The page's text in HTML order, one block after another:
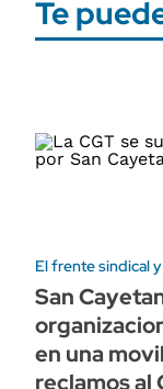
Te
El frente sindical
San
en una
reclamos al